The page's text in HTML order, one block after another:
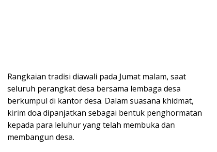
Rangkaian tradisi diawali pada Jumat malam, saat
seluruh perangkat desa bersama lembaga desa
berkumpul di kantor desa. Dalam suasana khidmat,
kirim doa dipanjatkan sebagai bentuk penghormatan
kepada para leluhur yang telah membuka dan
membangun desa.